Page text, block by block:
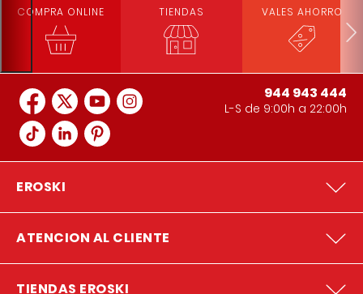
COMPRA ONLINE TIENDAS VALES AHORRO
944 943 444
L-S de 9:00h a 22:00h
EROSKI
ATENCION AL CLIENTE
TIENDAS EROSKI